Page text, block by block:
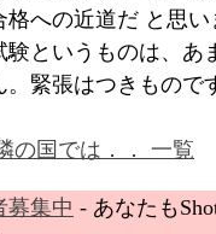
格への近道だ と思
験というものは、あ
。緊張はつきもので
の国では．． 一覧
募集中 - あなたも